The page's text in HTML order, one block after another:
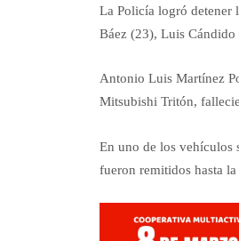
La Policía logró detener
Báez (23), Luis
Antonio Luis Martínez
Mitsubishi Tritón,
En uno de los vehículos
fueron remitidos hasta